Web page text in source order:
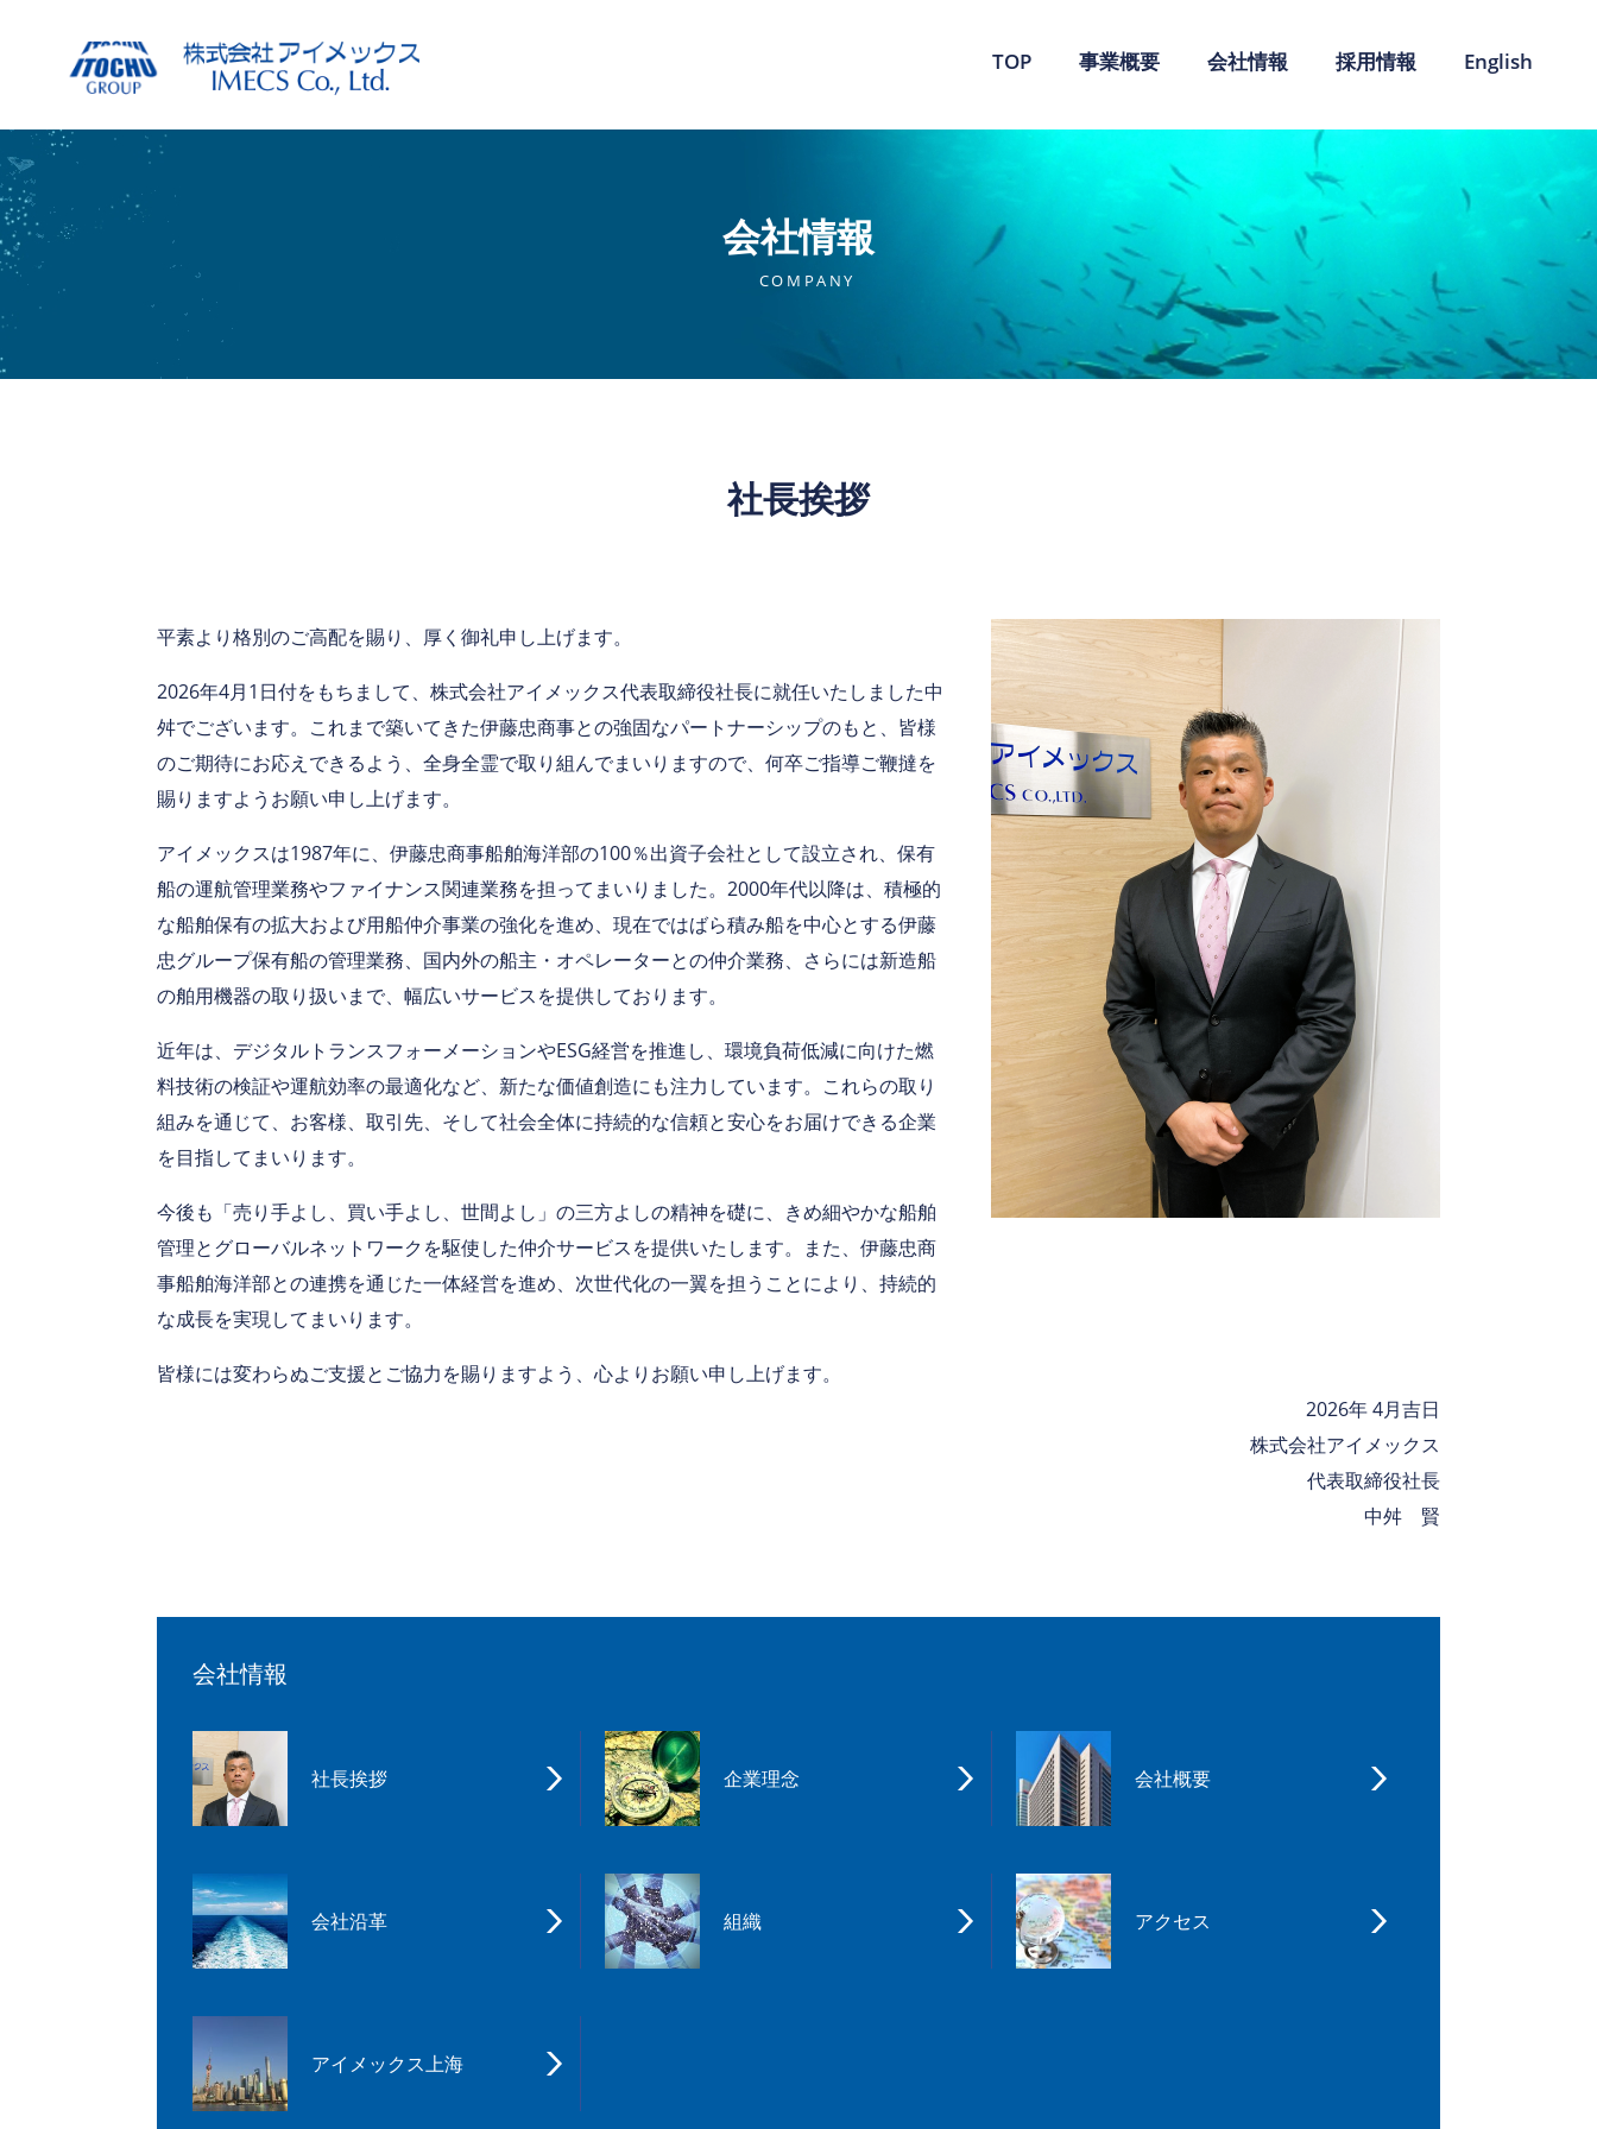
TOP 事業概要 会社情報 採用情報 English
COMPANY
会社情報
社長挨拶
平素より格別のご高配を賜り、厚く御礼申し上げます。
2026年4月1日付をもちまして、株式会社アイメックス代表取締役社長に就任いたしました中
舛でございます。これまで築いてきた伊藤忠商事との強固なパートナーシップのもと、皆様
のご期待にお応えできるよう、全身全霊で取り組んでまいりますので、何卒ご指導ご鞭撻を
賜りますようお願い申し上げます。
アイメックスは1987年に、伊藤忠商事船舶海洋部の100％出資子会社として設立され、保有
船の運航管理業務やファイナンス関連業務を担ってまいりました。2000年代以降は、積極的
な船舶保有の拡大および用船仲介事業の強化を進め、現在ではばら積み船を中心とする伊藤
忠グループ保有船の管理業務、国内外の船主・オペレーターとの仲介業務、さらには新造船
の舶用機器の取り扱いまで、幅広いサービスを提供しております。
近年は、デジタルトランスフォーメーションやESG経営を推進し、環境負荷低減に向けた燃
料技術の検証や運航効率の最適化など、新たな価値創造にも注力しています。これらの取り
組みを通じて、お客様、取引先、そして社会全体に持続的な信頼と安心をお届けできる企業
を目指してまいります。
今後も「売り手よし、買い手よし、世間よし」の三方よしの精神を礎に、きめ細やかな船舶
管理とグローバルネットワークを駆使した仲介サービスを提供いたします。また、伊藤忠商
事船舶海洋部との連携を通じた一体経営を進め、次世代化の一翼を担うことにより、持続的
な成長を実現してまいります。
皆様には変わらぬご支援とご協力を賜りますよう、心よりお願い申し上げます。
2026年 4月吉日
株式会社アイメックス
代表取締役社長
中舛 賢
会社情報
社長挨拶 企業理念 会社概要
会社沿革 組織 アクセス
アイメックス上海